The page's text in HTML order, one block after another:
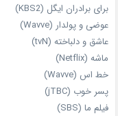
برای برادران ایگل (KBS2)
عوضی و پولدار (Wavve)
عاشق و دلباخته (tvN)
ماشه (Netflix)
خط اس (Wavve)
پسر خوب (jTBC)
فیلم ما (SBS)